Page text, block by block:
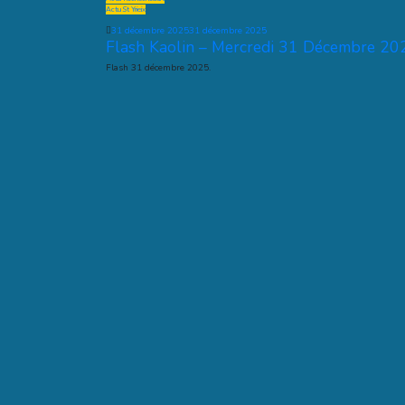
Actu St Yrieix
31 décembre 202531 décembre 2025
Flash Kaolin – Mercredi 31 Décembre
Flash 31 décembre 2025.